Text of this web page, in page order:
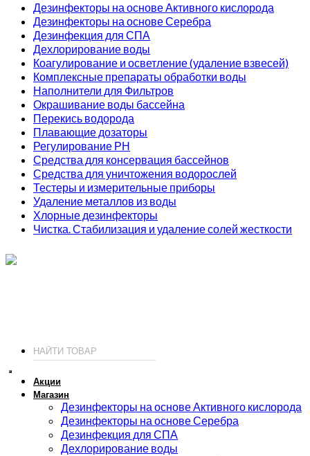
Дезинфекторы на основе Активного кислорода
Дезинфекторы на основе Серебра
Дезинфекция для СПА
Дехлорирование воды
Коагулирование и осветление (удаление взвесей)
Комплексные препараты обработки воды
Наполнители для Фильтров
Окрашивание воды бассейна
Перекись водорода
Плавающие дозаторы
Регулирование РН
Средства для консервация бассейнов
Средства для уничтожения водорослей
Тестеры и измерительные приборы
Удаление металлов из воды
Хлорные дезинфекторы
Чистка. Стабилизация и удаление солей жесткости
Акции
Магазин
Дезинфекторы на основе Активного кислорода
Дезинфекторы на основе Серебра
Дезинфекция для СПА
Дехлорирование воды